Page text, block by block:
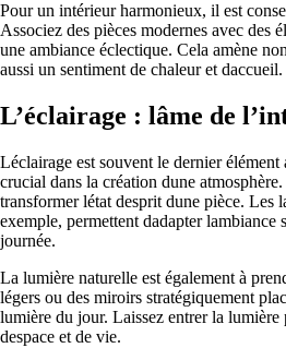
Pour un intérieur harmonieux, il est
Associez des pièces modernes avec des
une ambiance éclectique. Cela amène
aussi un sentiment de chaleur et daccueil.
L’éclairage : lâme de
Léclairage est souvent le dernier élément
crucial dans la création dune
transformer létat desprit dune pièce. Les
exemple, permettent dadapter lambiance
journée.
La lumière naturelle est également à
légers ou des miroirs stratégiquement
lumière du jour. Laissez entrer la lumière
despace et de vie.